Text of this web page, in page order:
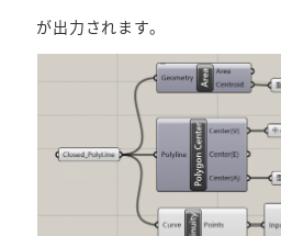
が出力されます。